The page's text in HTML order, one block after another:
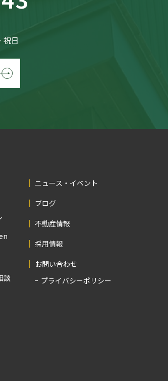
祝日
談
ニュース・イベント
ブログ
不動産情報
採用情報
お問い合わせ
プライバシーポリシー